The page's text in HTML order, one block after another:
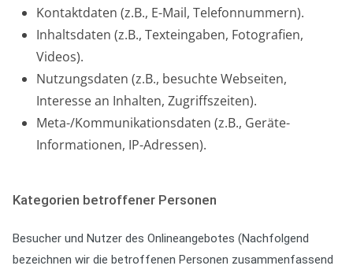
Kontaktdaten (z.B., E-Mail, Telefonnummern).
Inhaltsdaten (z.B., Texteingaben, Fotografien,
Videos).
Nutzungsdaten (z.B., besuchte Webseiten,
Interesse an Inhalten, Zugriffszeiten).
Meta-/Kommunikationsdaten (z.B., Geräte-
Informationen, IP-Adressen).
Kategorien betroffener Personen
Besucher und Nutzer des Onlineangebotes (Nachfolgend
bezeichnen wir die betroffenen Personen zusammenfassend